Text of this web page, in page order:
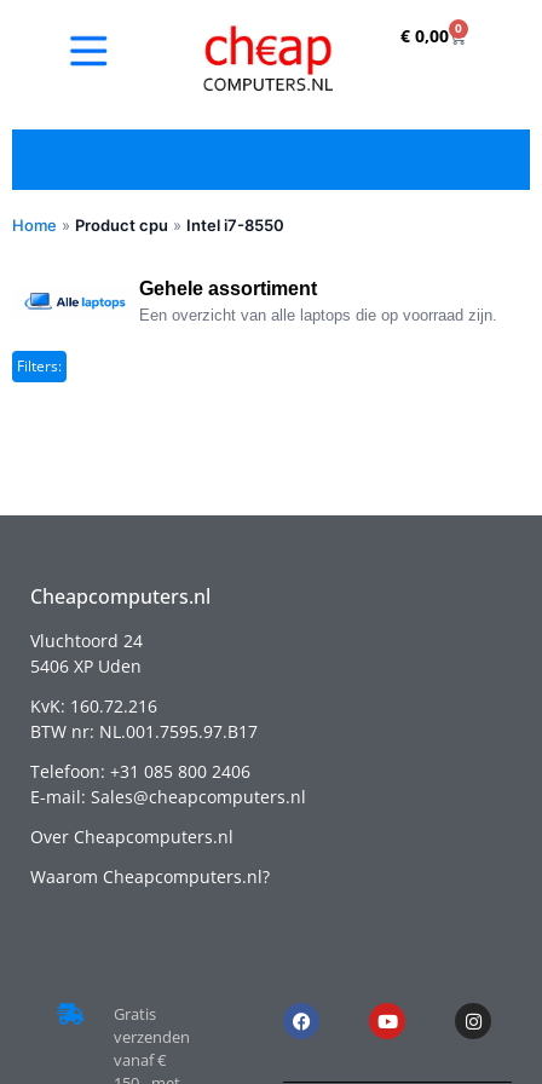
€0,00 0
✓ Refurbished kopen met duidelijke 5-sterren
Home » Product cpu » Intel i7-8550
Gehele assortiment
Een overzicht van alle laptops die op voorraad zijn.
Filters:
Cheapcomputers.nl
Vluchtoord 24
5406 XP Uden
KvK: 160.72.216
BTW nr: NL.001.7595.97.B17
Telefoon: +31 085 800 2406
E-mail: Sales@cheapcomputers.nl
Over Cheapcomputers.nl
Waarom Cheapcomputers.nl?
Gratis
verzenden
vanaf €